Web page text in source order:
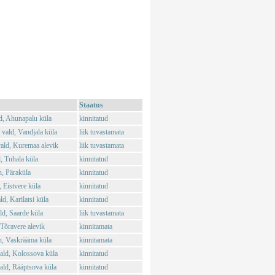
Staatus
Ahunapalu küla
kinnitatud
Vandjala küla
liik tuvastamata
Kuremaa alevik
liik tuvastamata
Tuhala küla
kinnitatud
Päraküla
kinnitatud
Eistvere küla
kinnitatud
Karilatsi küla
kinnitatud
Saarde küla
liik tuvastamata
alevik
kinnitamata
Vaskrääma küla
kinnitamata
Kolossova küla
kinnitatud
Rääptsova küla
kinnitatud